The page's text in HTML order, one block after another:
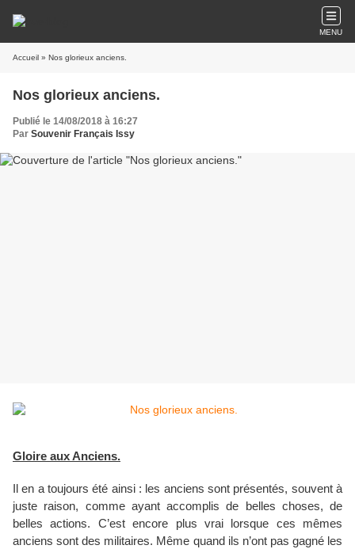
MENU
Accueil » Nos glorieux anciens.
Nos glorieux anciens.
Publié le 14/08/2018 à 16:27
Par Souvenir Français Issy
Gloire aux Anciens.
Il en a toujours été ainsi : les anciens sont présentés, souvent à
juste raison, comme ayant accomplis de belles choses, de
belles actions. C’est encore plus vrai lorsque ces mêmes
anciens sont des militaires. Même quand ils n’ont pas gagné les